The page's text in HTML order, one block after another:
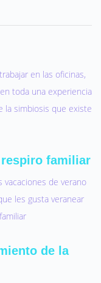
en las oficinas,
toda una experiencia
la simbiosis que existe
familiar
vacaciones de verano
les gusta veranear
de la